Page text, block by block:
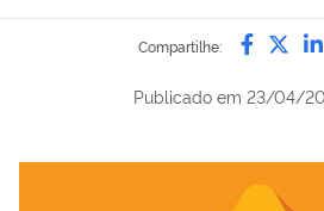
Compartilhe:
Publicado em 23/04/